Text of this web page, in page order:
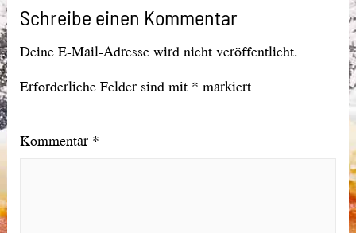
Schreibe einen Kommentar
Deine E-Mail-Adresse wird nicht veröffentlicht.
Erforderliche Felder sind mit * markiert
Kommentar *